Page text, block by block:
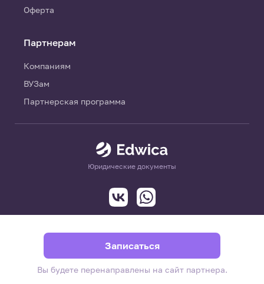
Записаться
Вы будете перенаправлены на сайт партнера.
Юридические документы
Оферта
Партнерам
Компаниям
ВУЗам
Партнерская программа